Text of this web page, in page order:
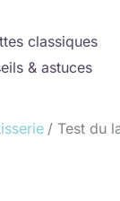
classiques
& astuces
Test du